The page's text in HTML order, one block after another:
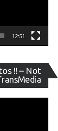
12:51
!! – Not
de